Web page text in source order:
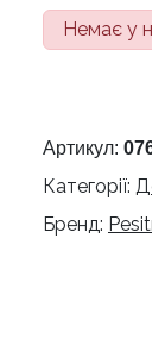
Немає у
Артикул:
Категорії:
Бренд: